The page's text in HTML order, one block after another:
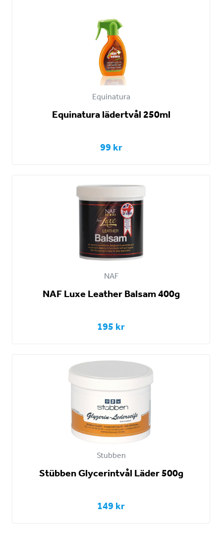
Equinatura
Equinatura lädertvål 250ml
99 kr
NAF
NAF Luxe Leather Balsam 400g
195 kr
Stubben
Stübben Glycerintvål Läder 500g
149 kr